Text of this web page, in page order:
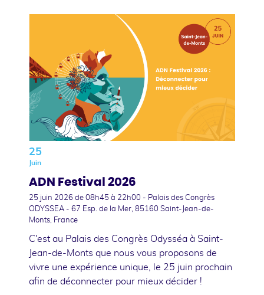
25
Juin
ADN Festival 2026
25 juin 2026 de 08h45 à 22h00 - Palais des Congrès
ODYSSEA - 67 Esp. de la Mer, 85160 Saint-Jean-de-
Monts, France
C'est au Palais des Congrès Odysséa à Saint-
Jean-de-Monts que nous vous proposons de
vivre une expérience unique, le 25 juin prochain
afin de déconnecter pour mieux décider !